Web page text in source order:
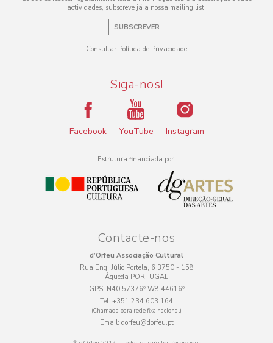
actividades, subscreve já a nossa mailing list.
SUBSCREVER
Consultar Política de Privacidade
Siga-nos!
Facebook YouTube Instagram
Estrutura financiada por:
Contacte-nos
d’Orfeu Associação Cultural
Rua Eng. Júlio Portela, 6 3750 - 158
Águeda PORTUGAL
GPS: N40.57376º W8.44616º
Tel: +351 234 603 164
(Chamada para rede fixa nacional)
Email: dorfeu@dorfeu.pt